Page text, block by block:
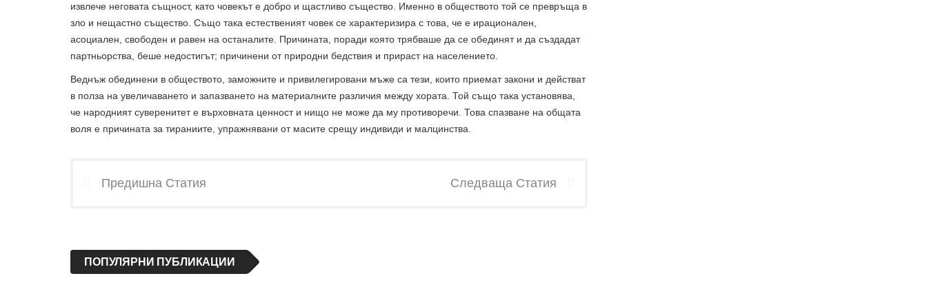
извлече неговата същност, като човекът е добро и щастливо същество. Именно в обществото той се превръща в
зло и нещастно същество. Също така естественият човек се характеризира с това, че е ирационален,
асоциален, свободен и равен на останалите. Причината, поради която трябваше да се обединят и да създадат
партньорства, беше недостигът; причинени от природни бедствия и прираст на населението.
Веднъж обединени в обществото, заможните и привилегировани мъже са тези, които приемат закони и действат
в полза на увеличаването и запазването на материалните различия между хората. Той също така установява,
че народният суверенитет е върховната ценност и нищо не може да му противоречи. Това спазване на общата
воля е причината за тираниите, упражнявани от масите срещу индивиди и малцинства.
Предишна Статия Следваща Статия
ПОПУЛЯРНИ ПУБЛИКАЦИИ